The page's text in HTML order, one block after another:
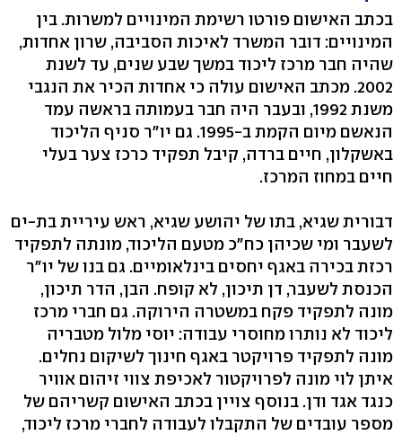
בכתב האישום פורטו רשימת המינויים למשרות. בין
המינויים: דובר המשרד לאיכות הסביבה, שרון אחדות,
שהיה חבר מרכז ליכוד במשך שבע שנים, עד לשנת
2002. מכתב האישום עולה כי אחדות הכיר את הנגבי
משנת 1992, ובעבר היה חבר בעמותה בראשה עמד
הנאשם מיום הקמת ב-1995. גם יו"ר סניף הליכוד
באשקלון, חיים ברדה, קיבל תפקיד כרכז צער בעלי
חיים במחוז המרכז.
דבורית שגיא, בתו של יהושע שגיא, ראש עיריית בת-ים
לשעבר ומי שכיהן כח"כ מטעם הליכוד, מונתה לתפקיד
רכזת בכירה באגף יחסים בינלאומיים. גם בנו של יו"ר
הכנסת לשעבר, דן תיכון, לא קופח. הבן, הדר תיכון,
מונה לתפקיד פקח במשטרה הירוקה. גם חברי מרכז
ליכוד לא נותרו מחוסרי עבודה: יוסי מלול מטבריה
מונה לתפקיד פרויקטר באגף חינוך לשיקום נחלים.
איתן לוי מונה לפרויקטור לאכיפת צווי זיהום אוויר
כנגד אגד ודן. בנוסף צויין בכתב האישום קשריהם של
מספר עובדים של התקבלו לעבודה לחברי מרכז ליכוד,